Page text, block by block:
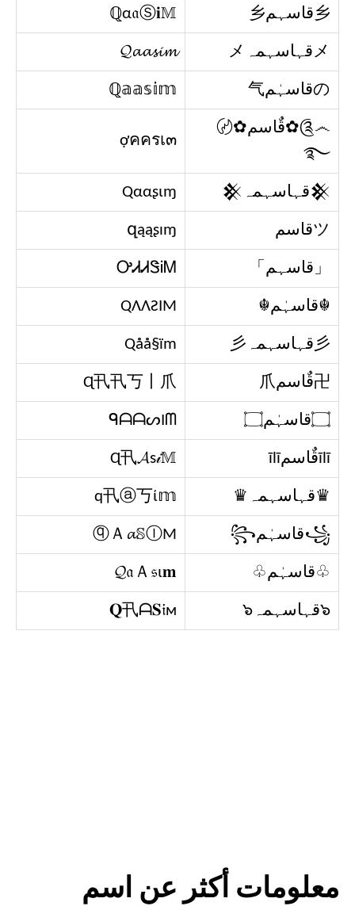
乡قاسہم乡 ℚα𝔞Ⓢ𝐢𝕄
メقہاسہمہメ 𝓠𝓪𝓪𝓼𝓲𝓶
のقاسہٰم气 ℚ𝕒𝕒𝕤𝕚𝕞
༊෴✿قٌاسم✿〄
࿐
ợคครเ๓
𒆜قہاسہمہ𒆜 Qααʂιɱ
ツقاسم զąąʂıɱ
「قاسہم」 ᎤᏗᏗᏕᎥᎷ
☬قاسہٰم☬ QΛΛƧIM
彡قہاسہمہ彡 Qåå§ïm
卍قٌاسم爪 Ɋ卂卂丂丨爪
۝قاسہٰم۝ ᑫᗩᗩᔕIᗰ
īlīقٌاسمīlī Ɋ卂𝓐ѕ𝒾𝕄
♛قہاسہمہ♛ q卂ⓐ丂ί𝕞
꧁قاسہٰم꧂ ⓠＡ𝓪𝕊ⒾΜ
♧قاسہٰم♧ 𝓠𝔞Ａ𝔰ι𝐦
๖قہاسہمہ๖ 𝐐卂ᗩ𝐒𝔦м
معلومات أكثر عن اسم